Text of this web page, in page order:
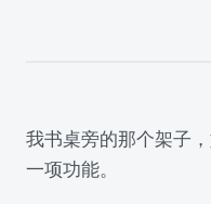
我书桌旁的那个架子
一项功能。